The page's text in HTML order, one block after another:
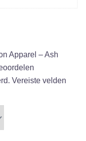
Apparel – Ash
Vereiste velden